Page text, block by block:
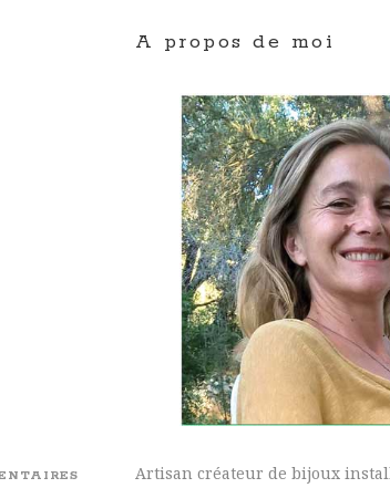
A propos de moi
Artisan créateur de bijoux